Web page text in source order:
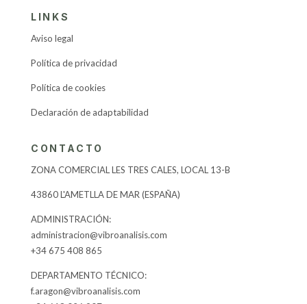
LINKS
Aviso legal
Política de privacidad
Política de cookies
Declaración de adaptabilidad
CONTACTO
ZONA COMERCIAL LES TRES CALES, LOCAL 13-B
43860 L'AMETLLA DE MAR (ESPAÑA)
​ADMINISTRACIÓN:
administracion@vibroanalisis.com
+34 675 408 865
DEPARTAMENTO TÉCNICO:
f.aragon@vibroanalisis.com